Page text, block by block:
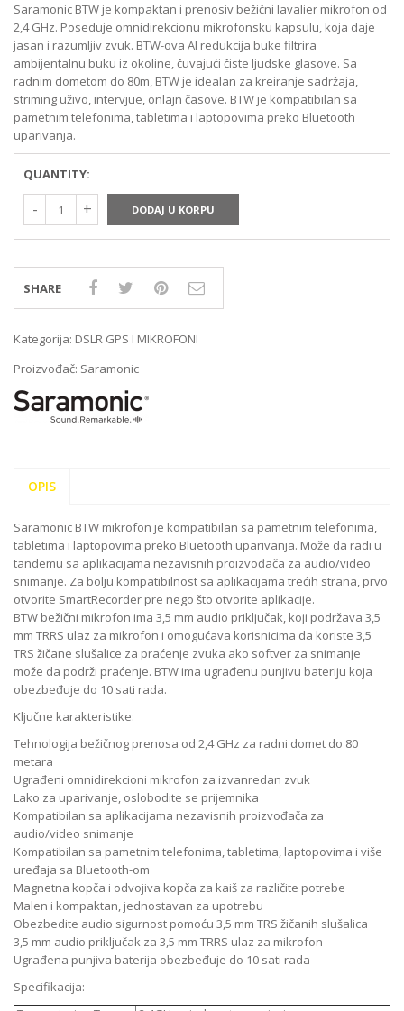
Saramonic BTW je kompaktan i prenosiv bežični lavalier mikrofon od
2,4 GHz. Poseduje omnidirekcionu mikrofonsku kapsulu, koja daje
jasan i razumljiv zvuk. BTW-ova AI redukcija buke filtrira
ambijentalnu buku iz okoline, čuvajući čiste ljudske glasove. Sa
radnim dometom do 80m, BTW je idealan za kreiranje sadržaja,
striming uživo, intervjue, onlajn časove. BTW je kompatibilan sa
pametnim telefonima, tabletima i laptopovima preko Bluetooth
uparivanja.
QUANTITY:
DODAJ U KORPU
SHARE
Kategorija: DSLR GPS I MIKROFONI
Proizvođač: Saramonic
OPIS
Saramonic BTW mikrofon je kompatibilan sa pametnim telefonima,
tabletima i laptopovima preko Bluetooth uparivanja. Može da radi u
tandemu sa aplikacijama nezavisnih proizvođača za audio/video
snimanje. Za bolju kompatibilnost sa aplikacijama trećih strana, prvo
otvorite SmartRecorder pre nego što otvorite aplikacije.
BTW bežični mikrofon ima 3,5 mm audio priključak, koji podržava 3,5
mm TRRS ulaz za mikrofon i omogućava korisnicima da koriste 3,5
TRS žičane slušalice za praćenje zvuka ako softver za snimanje
može da podrži praćenje. BTW ima ugrađenu punjivu bateriju koja
obezbeđuje do 10 sati rada.
Ključne karakteristike:
Tehnologija bežičnog prenosa od 2,4 GHz za radni domet do 80
metara
Ugrađeni omnidirekcioni mikrofon za izvanredan zvuk
Lako za uparivanje, oslobodite se prijemnika
Kompatibilan sa aplikacijama nezavisnih proizvođača za
audio/video snimanje
Kompatibilan sa pametnim telefonima, tabletima, laptopovima i više
uređaja sa Bluetooth-om
Magnetna kopča i odvojiva kopča za kaiš za različite potrebe
Malen i kompaktan, jednostavan za upotrebu
Obezbedite audio sigurnost pomoću 3,5 mm TRS žičanih slušalica
3,5 mm audio priključak za 3,5 mm TRRS ulaz za mikrofon
Ugrađena punjiva baterija obezbeđuje do 10 sati rada
Specifikacija: